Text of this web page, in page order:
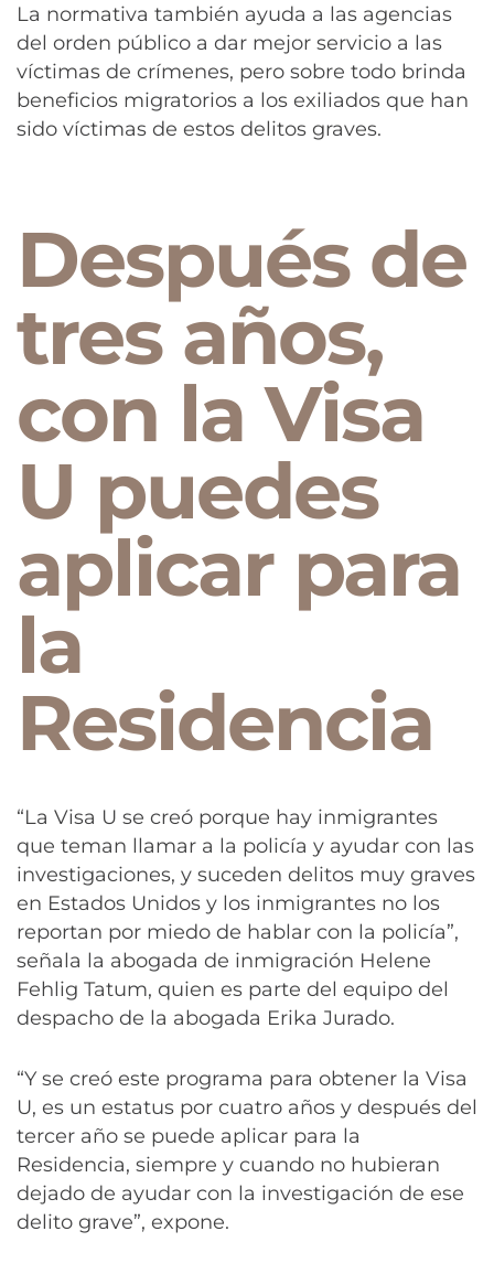
La normativa también ayuda a las agencias
del orden público a dar mejor servicio a las
víctimas de crímenes, pero sobre todo brinda
beneficios migratorios a los exiliados que han
sido víctimas de estos delitos graves.
Después de
tres años,
con la Visa
U puedes
aplicar para
la
Residencia
“La Visa U se creó porque hay inmigrantes
que teman llamar a la policía y ayudar con las
investigaciones, y suceden delitos muy graves
en Estados Unidos y los inmigrantes no los
reportan por miedo de hablar con la policía”,
señala la abogada de inmigración Helene
Fehlig Tatum, quien es parte del equipo del
despacho de la abogada Erika Jurado.
“Y se creó este programa para obtener la Visa
U, es un estatus por cuatro años y después del
tercer año se puede aplicar para la
Residencia, siempre y cuando no hubieran
dejado de ayudar con la investigación de ese
delito grave”, expone.